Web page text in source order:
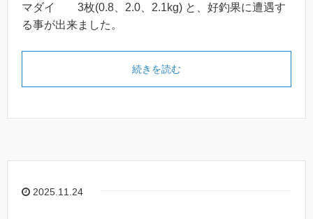
マダイ 3枚(0.8、2.0、2.1kg) と、好釣果に遭遇す
る事が出来ました。
続きを読む
2025.11.24